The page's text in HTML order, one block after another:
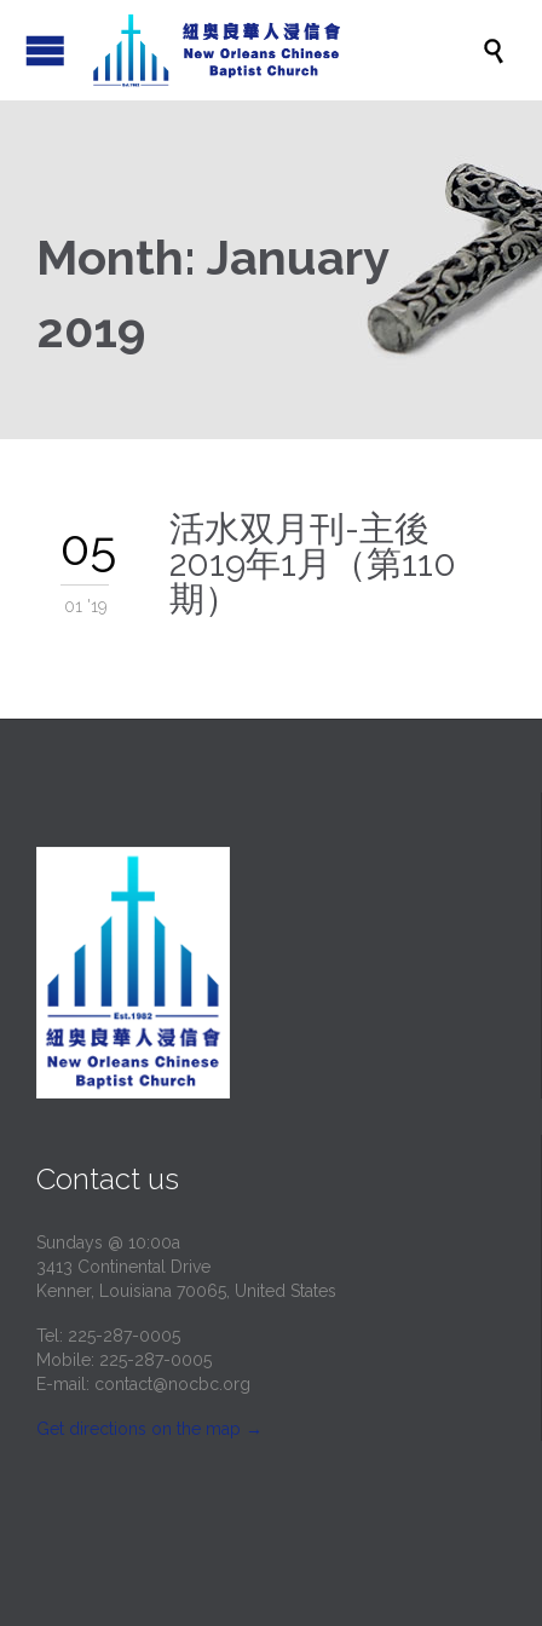

Month: January
2019
05
01 '19
活水双月刊-主後
2019年1月（第110
期）
Contact us
Sundays @ 10:00a
3413 Continental Drive
Kenner, Louisiana 70065, United States
Tel: 225-287-0005
Mobile: 225-287-0005
E-mail: contact@nocbc.org
Get directions on the map →